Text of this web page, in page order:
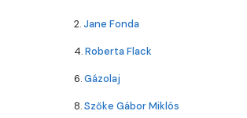
2.Jane Fonda
4.Roberta Flack
6.Gázolaj
8.Szőke Gábor Miklós